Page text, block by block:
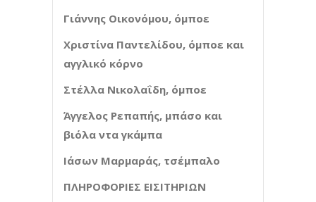
Γιάννης Οικονόμου, όμποε
Χριστίνα Παντελίδου, όμποε και
αγγλικό κόρνο
Στέλλα Νικολαΐδη, όμποε
Άγγελος Ρεπαπής, μπάσο και
βιόλα ντα γκάμπα
Ιάσων Μαρμαράς, τσέμπαλο
ΠΛΗΡΟΦΟΡΙΕΣ ΕΙΣΙΤΗΡΙΩΝ